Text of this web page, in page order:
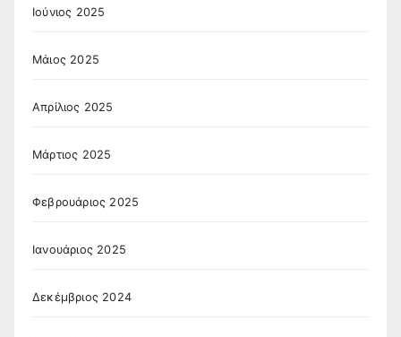
Ιούνιος 2025
Μάιος 2025
Απρίλιος 2025
Μάρτιος 2025
Φεβρουάριος 2025
Ιανουάριος 2025
Δεκέμβριος 2024